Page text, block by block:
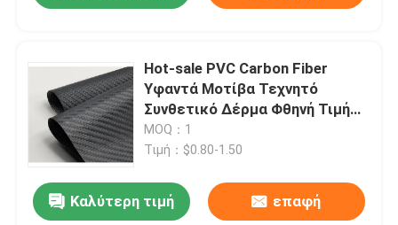
Hot-sale PVC Carbon Fiber
Υφαντά Μοτίβα Τεχνητό
Συνθετικό Δέρμα Φθηνή Τιμή
Καρέκλα Καναπές Παπούτσια
Χαλί Αυτοκινήτου Faux Leather
MOQ：1
Τιμή：$0.80-1.50
Καλύτερη τιμή επαφή